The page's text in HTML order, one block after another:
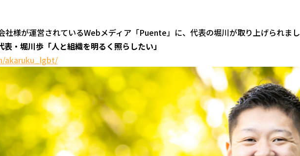
社様が運営されているWebメディア「Puente」に、代表の堀川が取り上げられま
・堀川歩「人と組織を明るく照らしたい」
akaruku_lgbt/